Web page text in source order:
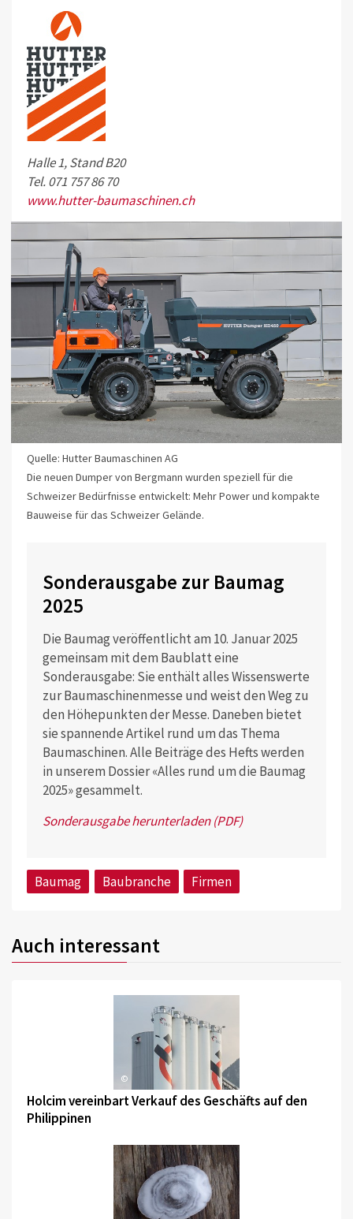
Halle 1, Stand B20
Tel. 071 757 86 70
www.hutter-baumaschinen.ch
Quelle: Hutter Baumaschinen AG
Die neuen Dumper von Bergmann wurden speziell für die
Schweizer Bedürfnisse entwickelt: Mehr Power und kompakte
Bauweise für das Schweizer Gelände.
Sonderausgabe zur Baumag
2025
Die Baumag veröffentlicht am 10. Januar 2025
gemeinsam mit dem Baublatt eine
Sonderausgabe: Sie enthält alles Wissenswerte
zur Baumaschinenmesse und weist den Weg zu
den Höhepunkten der Messe. Daneben bietet
sie spannende Artikel rund um das Thema
Baumaschinen. Alle Beiträge des Hefts werden
in unserem Dossier «Alles rund um die Baumag
2025» gesammelt.
Sonderausgabe herunterladen (PDF)
Baumag Baubranche Firmen
Auch interessant
©
Holcim vereinbart Verkauf des Geschäfts auf den
Philippinen